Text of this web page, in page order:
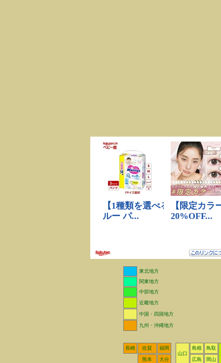
東北地方
関東地方
中部地方
近畿地方
中国・四国地方
九州・沖縄地方
長崎 佐賀
福岡
山口
島根
鳥取
熊本
大分 広島 岡山